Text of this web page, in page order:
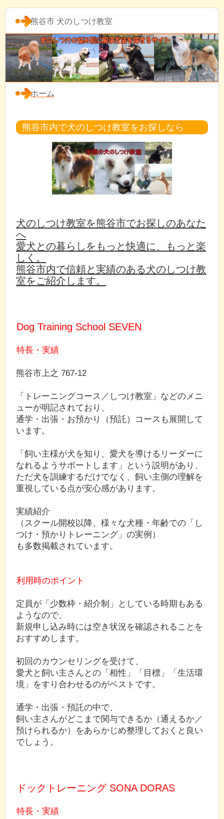
熊谷市 犬のしつけ教室
ホーム
熊谷市内で犬のしつけ教室をお探しなら
犬のしつけ教室を熊谷市でお探しのあなた
へ
愛犬との暮らしをもっと快適に、もっと楽
しく。
熊谷市内で信頼と実績のある犬のしつけ教
室をご紹介します。
Dog Training School SEVEN
特長・実績
熊谷市上之 767-12
「トレーニングコース／しつけ教室」などのメニ
ューが明記されており、
通学・出張・お預かり（預託）コースも展開して
います。
「飼い主様が犬を知り、愛犬を導けるリーダーに
なれるようサポートします」という説明があり、
ただ犬を訓練するだけでなく、飼い主側の理解を
重視している点が安心感があります。
実績紹介
（スクール開校以降、様々な犬種・年齢での「し
つけ・預かりトレーニング」の実例）
も多数掲載されています。
利用時のポイント
定員が「少数枠・紹介制」としている時期もある
ようなので、
新規申し込み時には空き状況を確認されることを
おすすめします。
初回のカウンセリングを受けて、
愛犬と飼い主さんとの「相性」「目標」「生活環
境」をすり合わせるのがベストです。
通学・出張・預託の中で、
飼い主さんがどこまで関与できるか（通えるか／
預けられるか）をあらかじめ整理しておくと良い
でしょう。
ドックトレーニング SONA DORAS
特長・実績